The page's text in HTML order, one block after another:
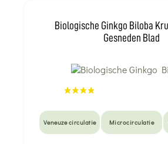
Biologische Ginkgo Biloba
Gesneden Blad
Veneuze circulatie Microcirculatie